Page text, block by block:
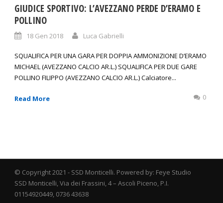
GIUDICE SPORTIVO: L’AVEZZANO PERDE D’ERAMO E
POLLINO
18 Gen 2018 Luca Gabrielli
SQUALIFICA PER UNA GARA PER DOPPIA AMMONIZIONE D’ERAMO
MICHAEL (AVEZZANO CALCIO AR.L.) SQUALIFICA PER DUE GARE
POLLINO FILIPPO (AVEZZANO CALCIO AR.L.) Calciatore...
Read More 0
© Copyright 2021 - SSD Monticelli. Powered by: Feye Studio
SSD Monticelli, Via dei Frassini, 4 – Ascoli Piceno, P.I.
01154920449, 0736 43638